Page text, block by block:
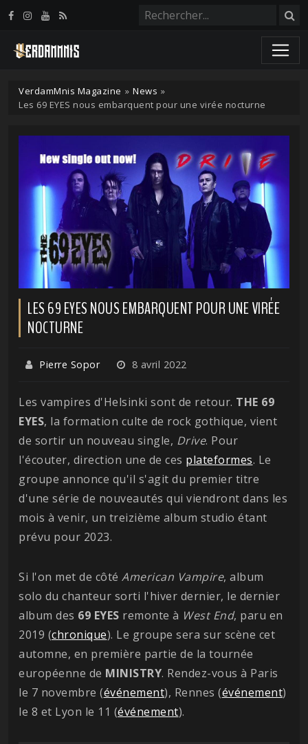
VerdamMnis Magazine » News »
Les 69 EYES nous embarquent pour une virée nocturne
LES 69 EYES NOUS EMBARQUENT POUR UNE VIRÉE
NOCTURNE
Pierre Sopor 8 avril 2022
Les vampires d'Helsinki sont de retour. THE 69
EYES, la formation culte de rock gothique, vient
de sortir un nouveau single, Drive. Pour
l'écouter, direction une de ces plateformes. Le
groupe annonce qu'il s'agit du premier titre
d'une série de nouveautés qui viendront dans les
mois à venir, un treizième album studio étant
prévu pour 2023.
Si l'on met de côté American Vampire, album
solo du chanteur sorti l'hiver dernier, le dernier
album des 69 EYES remonte à West End, paru en
2019 (chronique). Le groupe sera sur scène cet
automne, en première partie de la tournée
européenne de MINISTRY. Rendez-vous à Paris
le 7 novembre (événement), Rennes (événement)
le 8 et Lyon le 11 (événement).
Panneau de gestion des cookies